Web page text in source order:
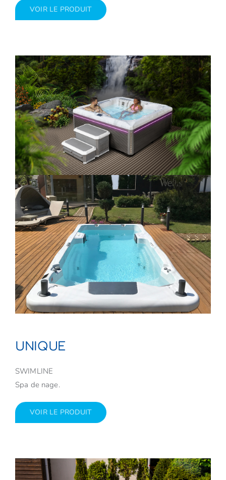
VOIR LE PRODUIT
UNIQUE
SWIMLINE
Spa de nage.
VOIR LE PRODUIT